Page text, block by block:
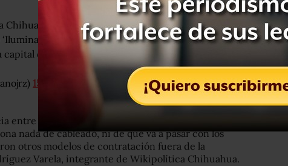
Chihuahua presentó una solicitud de plebiscito para
Chihuahua’, promovido por la alcaldesa
del estado. ¿Cómo ves?…
15 de mayo de 2019
entre el discurso de Maru Campos y lo que se plantea
nada de cableado, ni de qué va a pasar con los
otros modelos de contratación fuera de la
Varela, integrante de Wikipolítica Chihuahua.